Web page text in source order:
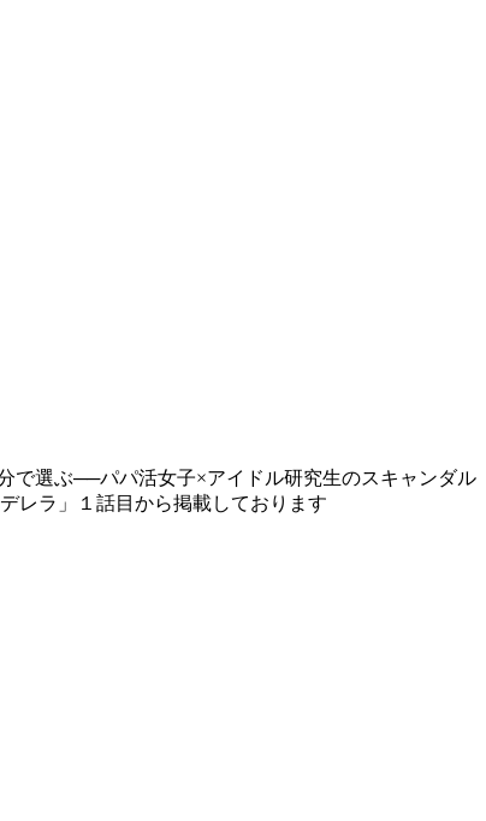
で選ぶ──パパ活女子×アイドル研究生のスキャンダル
レラ」１話目から掲載しております